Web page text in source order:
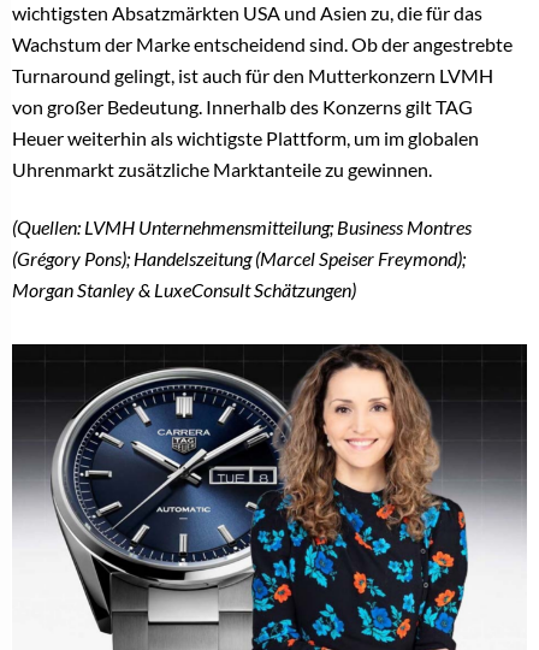
wichtigsten Absatzmärkten USA und Asien zu, die für das
Wachstum der Marke entscheidend sind. Ob der angestrebte
Turnaround gelingt, ist auch für den Mutterkonzern LVMH
von großer Bedeutung. Innerhalb des Konzerns gilt TAG
Heuer weiterhin als wichtigste Plattform, um im globalen
Uhrenmarkt zusätzliche Marktanteile zu gewinnen.
(Quellen: LVMH Unternehmensmitteilung; Business Montres
(Grégory Pons); Handelszeitung (Marcel Speiser Freymond);
Morgan Stanley & LuxeConsult Schätzungen)